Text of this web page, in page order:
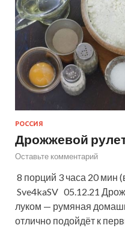
РОССИЯ
Дрожжевой
Оставьте комментарий
8 порций 3 часа 20 мин
Sve4kaSV 05.12.21
луком — румяная
отлично подойдёт к